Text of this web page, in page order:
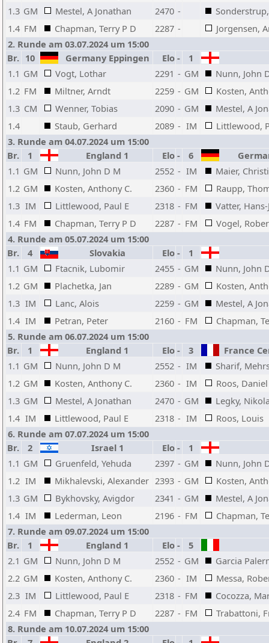
1.3 GM Mestel, A Jonathan 2470 -
1.4 FM Chapman, Terry P D 2287 -
Jorgensen,
2. Runde am 03.07.2024 um 15:00
Br. 10 Germany Eppingen Elo -
1
1.1 GM Vogt, Lothar 2291 - GM
Nunn, John
1.2 FM Miltner, Arndt 2259 - GM
Kosten,
1.3 CM Wenner, Tobias 2090 - GM
Mestel, A
1.4
Staub, Gerhard 2089 - IM
Littlewood,
3. Runde am 04.07.2024 um 15:00
Br.
1 England 1 Elo - 6
1.1 GM Nunn, John D M 2552 - IM
Maier,
1.2 GM Kosten, Anthony C. 2360 - FM
Raupp,
1.3 IM Littlewood, Paul E 2318 - FM
Vatter,
1.4 FM Chapman, Terry P D 2287 - FM
Vogel,
4. Runde am 05.07.2024 um 15:00
Br.
4 Slovakia Elo -
1
1.1 GM Ftacnik, Lubomir 2455 - GM
Nunn, John
1.2 GM Plachetka, Jan 2289 - GM
Kosten,
1.3 IM Lanc, Alois 2259 - GM
Mestel, A
1.4 IM Petran, Peter 2160 - FM
Chapman,
5. Runde am 06.07.2024 um 15:00
Br.
1 England 1 Elo - 3
France
1.1 GM Nunn, John D M 2552 - IM
Sharif,
1.2 GM Kosten, Anthony C. 2360 - IM
Roos, Daniel
1.3 GM Mestel, A Jonathan 2470 - GM
Legky,
1.4 IM Littlewood, Paul E 2318 - IM
Roos, Louis
6. Runde am 07.07.2024 um 15:00
Br.
2 Israel 1 Elo -
1
1.1 GM Gruenfeld, Yehuda 2397 - GM
Nunn, John
1.2 IM Mikhalevski, Alexander 2393 - GM
Kosten,
1.3 GM Bykhovsky, Avigdor 2341 - GM
Mestel, A
1.4 IM Lederman, Leon 2196 - FM
Chapman,
7. Runde am 09.07.2024 um 15:00
Br.
1 England 1 Elo -
5
2.1 GM Nunn, John D M 2552 - GM
Garcia
2.2 GM Kosten, Anthony C. 2360 - IM
Messa,
2.3 IM Littlewood, Paul E 2318 - FM
Cocozza,
2.4 FM Chapman, Terry P D 2287 - FM
Trabattoni,
8. Runde am 10.07.2024 um 15:00